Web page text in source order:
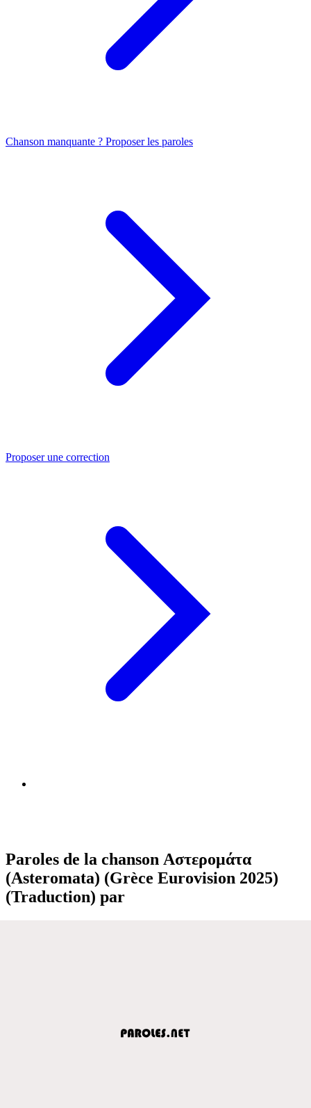
Chanson manquante ? Proposer les paroles
Proposer une correction
Paroles de la chanson Αστερομάτα
(Asteromata) (Grèce Eurovision 2025)
(Traduction) par